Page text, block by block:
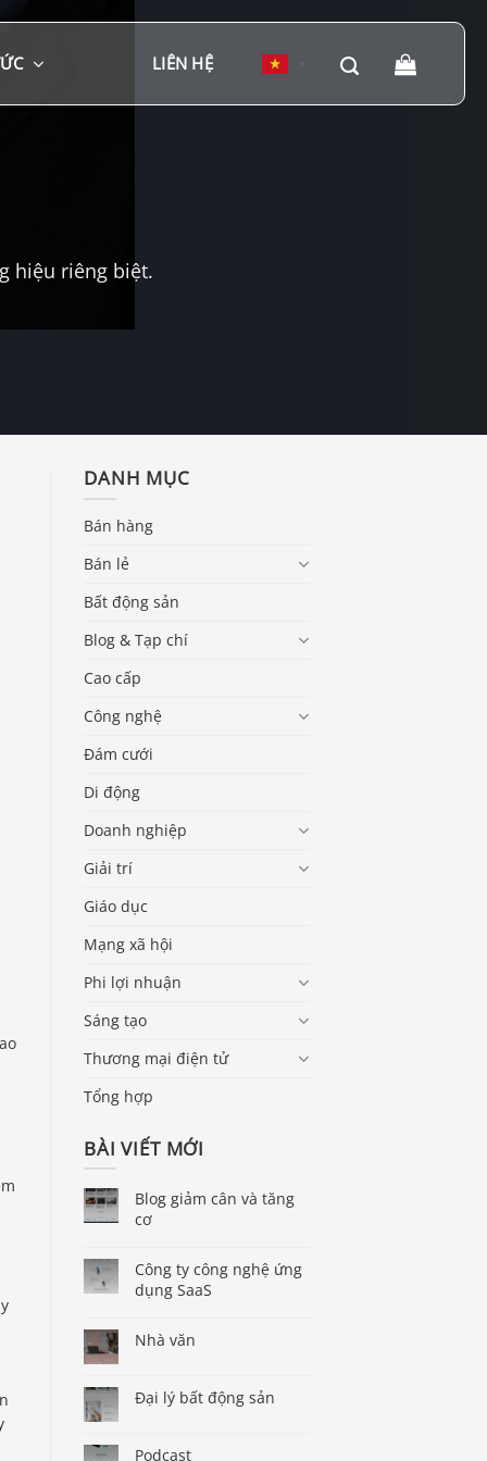
LIÊN HỆ
hiệu riêng biệt.
DANH MỤC
Bán hàng
Bán lẻ
Bất động sản
Blog & Tạp chí
Cao cấp
Công nghệ
Đám cưới
Di động
Doanh nghiệp
Giải trí
Giáo dục
Mạng xã hội
Phi lợi nhuận
Sáng tạo
Thương mại điện tử
Tổng hợp
BÀI VIẾT MỚI
Blog giảm cân và tăng
cơ
Công ty công nghệ ứng
dụng SaaS
Nhà văn
Đại lý bất động sản
Podcast